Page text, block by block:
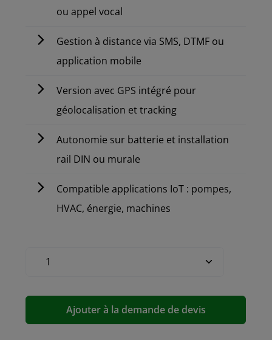
ou appel vocal
Gestion à distance via SMS, DTMF ou
application mobile
Version avec GPS intégré pour
géolocalisation et tracking
Autonomie sur batterie et installation
rail DIN ou murale
Compatible applications IoT : pompes,
HVAC, énergie, machines
Ajouter à la demande de devis